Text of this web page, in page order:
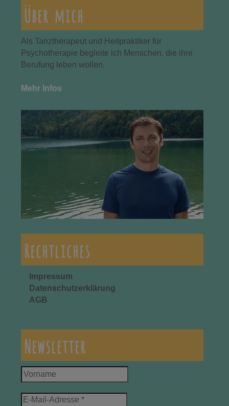
Über mich
Als Tanztherapeut und Heilpraktiker für
Psychotherapie begleite ich Menschen, die ihre
Berufung leben wollen.
Mehr Infos
Rechtliches
Impressum
Datenschutzerklärung
AGB
Newsletter
Vorname
E-